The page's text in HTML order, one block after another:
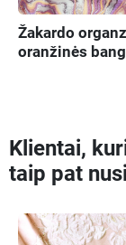
Žakardo
oranžinės
Klientai,
taip pat